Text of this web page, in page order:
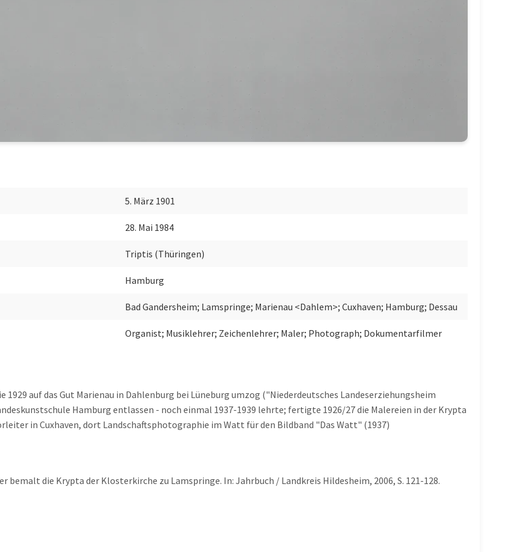
5. März 1901
28. Mai 1984
Triptis (Thüringen)
Hamburg
Bad Gandersheim; Lamspringe; Marienau <Dahlem>; Cuxhaven; Hamburg; Dessau
Organist; Musiklehrer; Zeichenlehrer; Maler; Photograph; Dokumentarfilmer
1929 auf das Gut Marienau in Dahlenburg bei Lüneburg umzog ("Niederdeutsches Landeserziehungsheim
Hamburg entlassen - noch einmal 1937-1939 lehrte; fertigte 1926/27 die Malereien in der Krypta
in Cuxhaven, dort Landschaftsphotographie im Watt für den Bildband "Das Watt" (1937)
die Krypta der Klosterkirche zu Lamspringe. In: Jahrbuch / Landkreis Hildesheim, 2006, S. 121-128.